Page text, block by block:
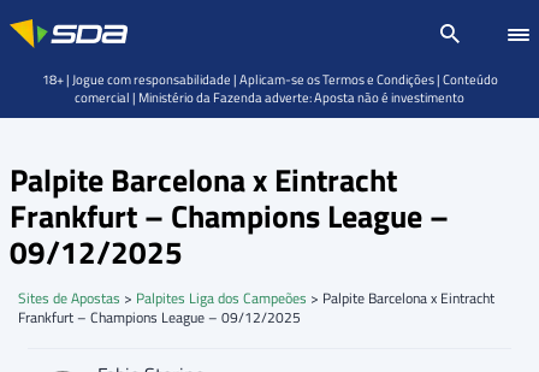
Palpite Barcelona x Eintracht
Frankfurt – Champions League –
09/12/2025
Sites de Apostas > Palpites Liga dos Campeões > Palpite Barcelona x Eintracht
Frankfurt – Champions League – 09/12/2025
18+ | Jogue com responsabilidade | Aplicam-se os Termos e Condições | Conteúdo
comercial | Ministério da Fazenda adverte: Aposta não é investimento